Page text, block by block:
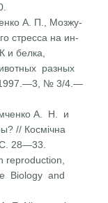
А. П., Мозжу­
стресса на ин­
и белка,
разных
№ 3/4.—
А. Н. и
// Космічна
28—33.
reproduction,
Biology and